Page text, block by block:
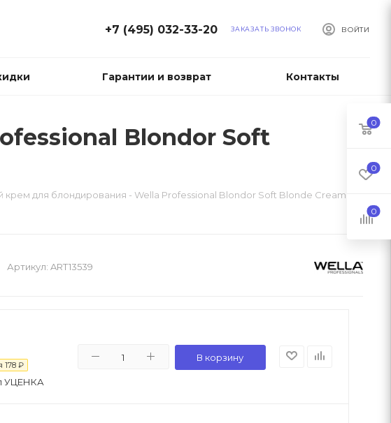
ВОЙТИ
+7 (495) 032-33-20 ЗАКАЗАТЬ ЗВОНОК
Гарантии и возврат Контакты
Blondor Soft
крем для блондирования - Wella Professional Blondor Soft Blonde Cream
Артикул: ART13539
178 ₽
УЦЕНКА
В корзину
0
0
0